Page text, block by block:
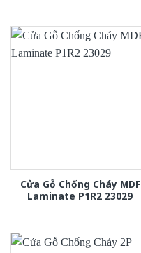
Cửa Gỗ Chống Cháy MDF
Laminate P1R2 23029